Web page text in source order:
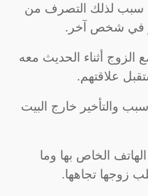
سبب لذلك التصرف من
في شخص آخر.
الزوج أثناء الحديث معه
علاقتهم.
والتأخير خارج البيت
الخاص بها وما
زوجها تجاهها.